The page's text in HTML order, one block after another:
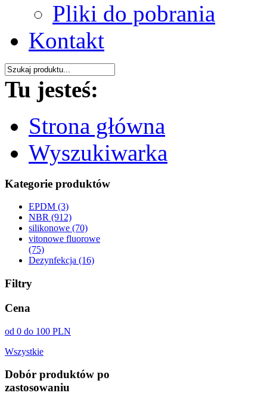
Pliki do pobrania
Kontakt
Tu jesteś:
Strona główna
Wyszukiwarka
Kategorie produktów
EPDM (3)
NBR (912)
silikonowe (70)
vitonowe fluorowe
(75)
Dezynfekcja (16)
Filtry
Cena
od 0 do 100 PLN
Wszystkie
Dobór produktów po
zastosowaniu